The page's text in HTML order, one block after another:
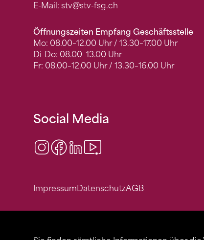
E-Mail: stv@stv-fsg.ch
Öffnungszeiten Empfang Geschäftsstelle
Mo: 08.00–12.00 Uhr / 13.30–17.00 Uhr
Di-Do: 08.00–13.00 Uhr
Fr: 08.00–12.00 Uhr / 13.30–16.00 Uhr
Social Media
Instagram
Facebook
LinkedIn
ImpressumDatenschutzAGB